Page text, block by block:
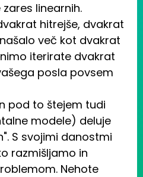
linearnih.
hitrejše, dvakrat
več kot dvakrat
iterirate dvakrat
posla povsem
pod to štejem tudi
modele) deluje
S svojimi danostmi
razmišljamo in
Nehote